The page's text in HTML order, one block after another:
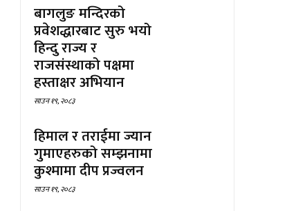
बागलुङ मन्दिरको
प्रवेशद्धारबाट सुरु भयो
हिन्दु राज्य र
राजसंस्थाको पक्षमा
हस्ताक्षर अभियान
साउन १९, २०८३
हिमाल र तराईमा ज्यान
गुमाएहरुको सम्झनामा
कुश्मामा दीप प्रज्वलन
साउन १९, २०८३